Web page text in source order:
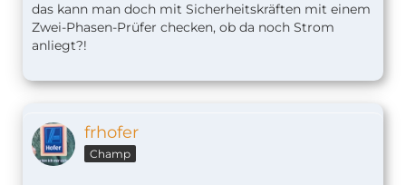
das kann man doch mit Sicherheitskräften mit einem
Zwei-Phasen-Prüfer checken, ob da noch Strom
anliegt?!
frhofer
Champ